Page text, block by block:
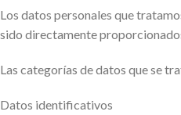
Los datos personales que
sido directamente
Las categorías de datos que se
Datos identificativos